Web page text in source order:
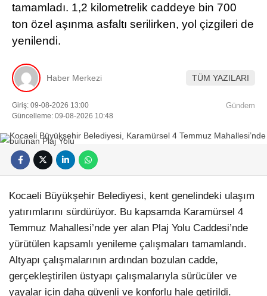
tamamladı. 1,2 kilometrelik caddeye bin 700
ton özel aşınma asfaltı serilirken, yol çizgileri de
yenilendi.
Haber Merkezi TÜM YAZILARI
Giriş: 09-08-2026 13:00
Güncelleme: 09-08-2026 10:48
Gündem
Kocaeli Büyükşehir Belediyesi, kent genelindeki ulaşım
yatırımlarını sürdürüyor. Bu kapsamda Karamürsel 4
Temmuz Mahallesi’nde yer alan Plaj Yolu Caddesi’nde
yürütülen kapsamlı yenileme çalışmaları tamamlandı.
Altyapı çalışmalarının ardından bozulan cadde,
gerçekleştirilen üstyapı çalışmalarıyla sürücüler ve
yayalar için daha güvenli ve konforlu hale getirildi.